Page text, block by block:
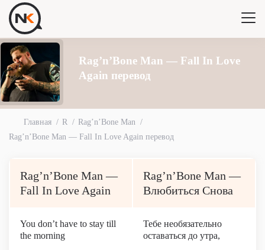
Rag’n’Bone Man — Fall In Love
Again перевод
Главная R
Rag’n’Bone Man
Rag’n’Bone Man — Fall In Love Again перевод
Rag’n’Bone Man —
Fall In Love Again
Rag’n’Bone Man —
Влюбиться Снова
You don’t have to stay till
the morning
Тебе необязательно
оставаться до утра,